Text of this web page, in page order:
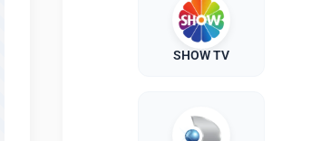
SHOW TV